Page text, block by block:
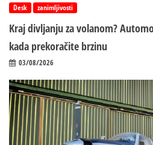
Desk zanimljivosti
Kraj divljanju za volanom?
kada prekoračite brzinu
03/08/2026